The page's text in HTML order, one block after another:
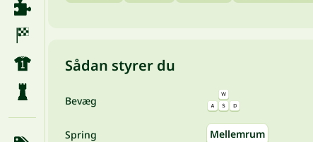
Sådan styrer du
Bevæg
Spring Mellemrum